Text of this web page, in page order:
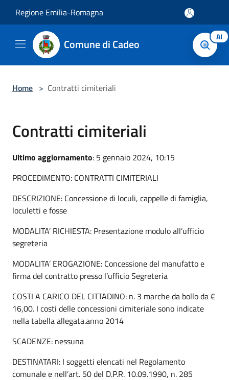
Regione Emilia-Romagna
Comune di Cadeo AI
Home > Contratti cimiteriali
Contratti cimiteriali
Ultimo aggiornamento: 5 gennaio 2024, 10:15
PROCEDIMENTO: CONTRATTI CIMITERIALI
DESCRIZIONE: Concessione di loculi, cappelle di famiglia,
loculetti e fosse
MODALITA’ RICHIESTA: Presentazione modulo all’ufficio
segreteria
MODALITA’ EROGAZIONE: Concessione del manufatto e
firma del contratto presso l’ufficio Segreteria
COSTI A CARICO DEL CITTADINO: n. 3 marche da bollo da €
16,00. I costi delle concessioni cimiteriale sono indicate
nella tabella allegata.anno 2014
SCADENZE: nessuna
DESTINATARI: I soggetti elencati nel Regolamento
comunale e nell’art. 50 del D.P.R. 10.09.1990, n. 285